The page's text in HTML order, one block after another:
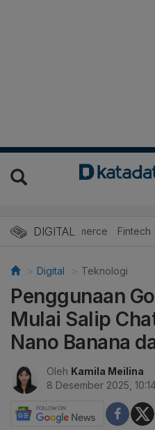
DIGITAL
E-Commerce Fintech
Digital Teknologi
Penggunaan
Mulai Salip
Nano Banana
Oleh Kamila Meilina
8 Desember 2025,